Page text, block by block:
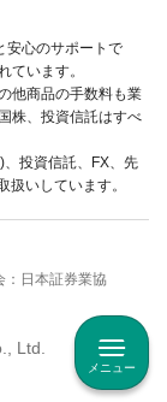
メニュー
安心のサポートで
ています。
他商品の手数料も業
株、投資信託はすべ
投資信託、FX、先
いしています。
：日本証券業協
Ltd.